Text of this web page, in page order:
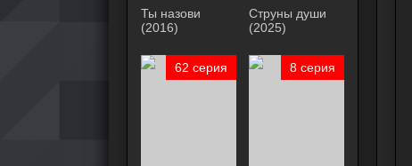
Ты назови
(2016)
Струны души
(2025)
62 серия 8 серия